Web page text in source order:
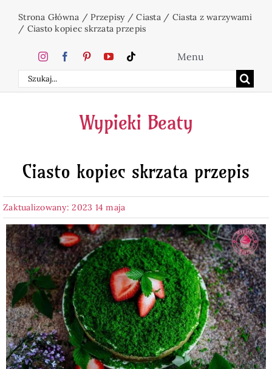
zawartości
Strona Główna /Przepisy/Ciasta/ Ciasta z warzywami
/ Ciasto kopiec skrzata przepis
Szukaj
Menu
Home
Ciasta
Desery
Napoje
Pieczywo
Przetwory
Wypieki Beaty
Ciasto kopiec skrzata przepis
Zaktualizowany: 2023 14 maja